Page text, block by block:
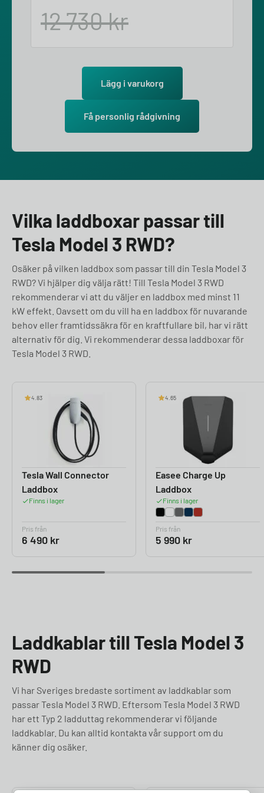
12 730kr
Lägg i varukorg
Få personlig rådgivning
Vilka laddboxar passar till
Tesla Model 3 RWD?
Osäker på vilken laddbox som passar till din Tesla Model 3
RWD? Vi hjälper dig välja rätt! Till Tesla Model 3 RWD
rekommenderar vi att du väljer en laddbox med minst 11
kW effekt. Oavsett om du vill ha en laddbox för nuvarande
behov eller framtidssäkra för en kraftfullare bil, har vi rätt
alternativ för dig. Vi rekommenderar dessa laddboxar för
Tesla Model 3 RWD.
4.83
Tesla Wall Connector
Laddbox
Finns i lager
Pris från
6 490 kr
4.65
Easee Charge Up
Laddbox
Finns i lager
Pris från
5 990 kr
Laddkablar till Tesla Model 3
RWD
Vi har Sveriges bredaste sortiment av laddkablar som
passar Tesla Model 3 RWD. Eftersom Tesla Model 3 RWD
har ett Typ 2 ladduttag rekommenderar vi följande
laddkablar. Du kan alltid kontakta vår support om du
känner dig osäker.